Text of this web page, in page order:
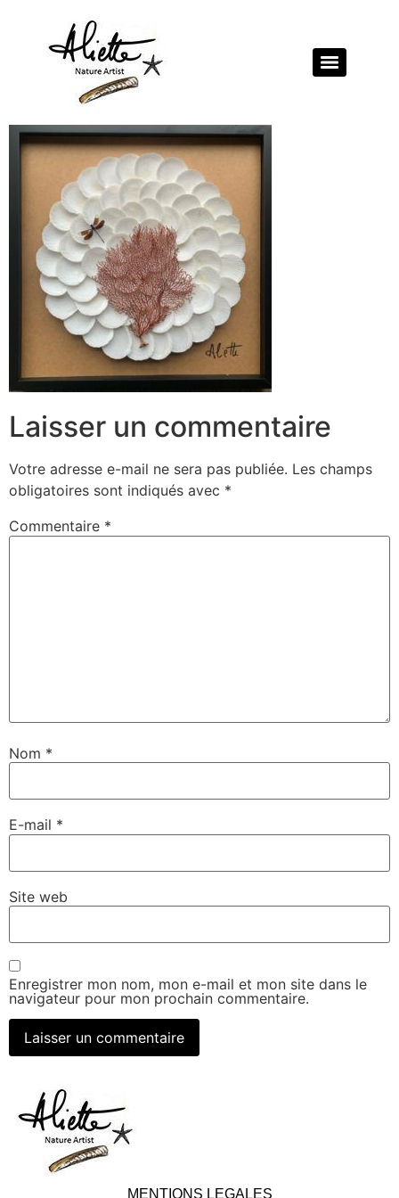
Laisser un commentaire
Votre adresse e-mail ne sera pas publiée. Les champs
obligatoires sont indiqués avec *
Commentaire *
Nom *
E-mail *
Site web
Enregistrer mon nom, mon e-mail et mon site dans le
navigateur pour mon prochain commentaire.
MENTIONS LEGALES